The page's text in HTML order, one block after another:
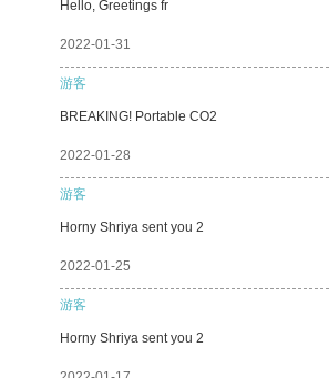
Hello, Greetings fr
2022-01-31
游客
BREAKING! Portable CO2
2022-01-28
游客
Horny Shriya sent you 2
2022-01-25
游客
Horny Shriya sent you 2